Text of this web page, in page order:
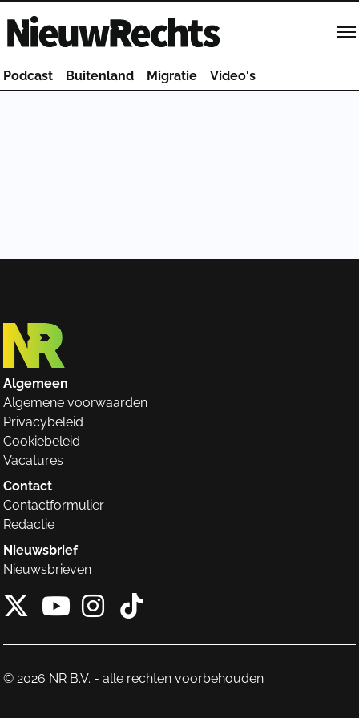
Homepage van NieuwRechts
Podcast Buitenland Migratie Video's
Algemeen
Algemene voorwaarden
Privacybeleid
Cookiebeleid
Vacatures
Contact
Contactformulier
Redactie
Nieuwsbrief
Nieuwsbrieven
X van NieuwRechts
Instagram van
Tiktok van
© 2026 NR B.V. - alle rechten voorbehouden